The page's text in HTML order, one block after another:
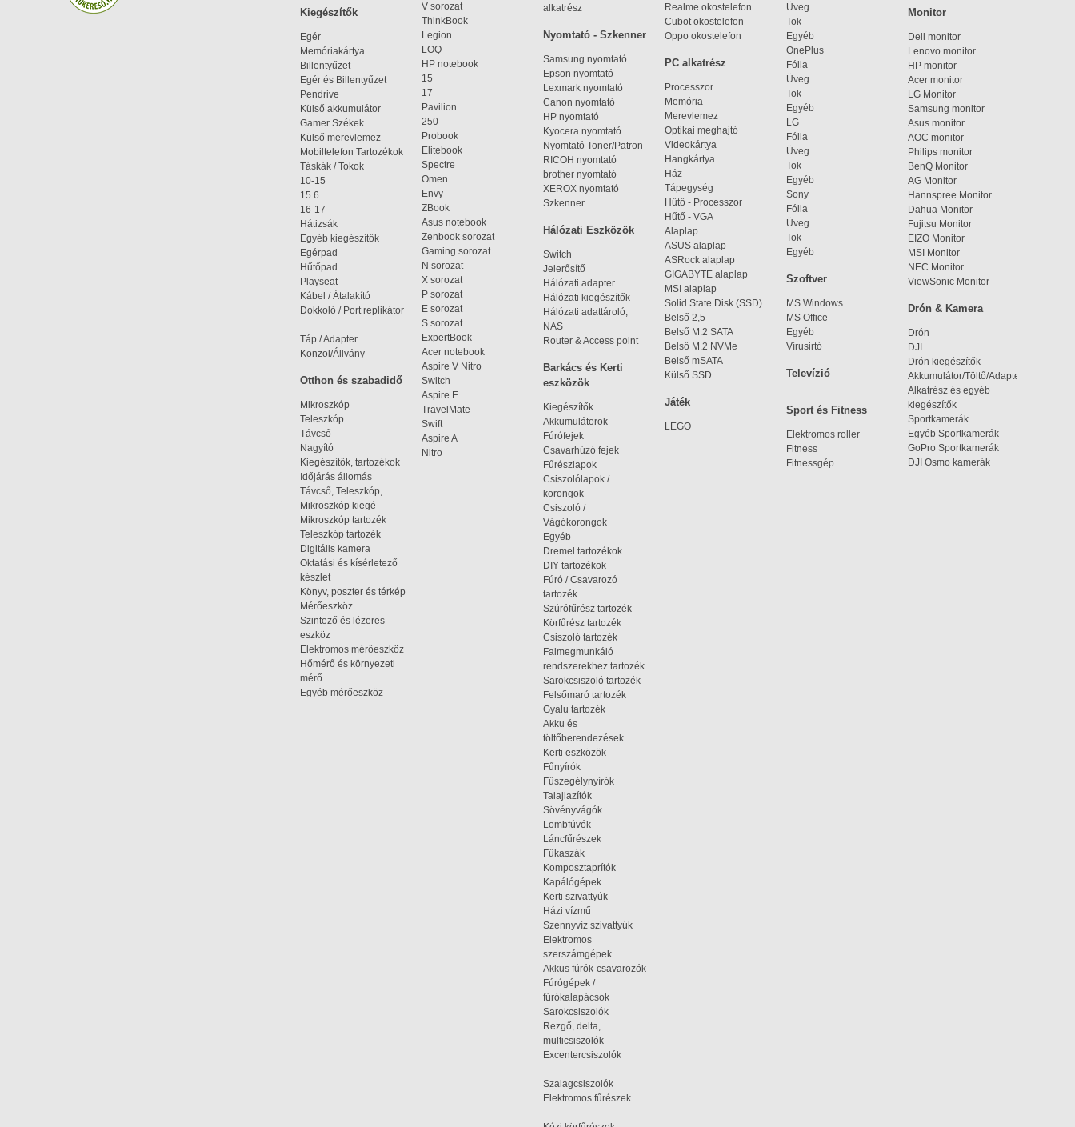
V sorozat
ThinkBook
Legion
LOQ
HP notebook
15
17
Pavilion
250
Probook
Elitebook
Spectre
Omen
Envy
ZBook
Asus notebook
Zenbook sorozat
Gaming sorozat
N sorozat
X sorozat
P sorozat
E sorozat
S sorozat
ExpertBook
Acer notebook
Aspire V Nitro
Switch
Aspire E
TravelMate
Swift
Aspire A
Nitro
Realme okostelefon
Cubot okostelefon
Oppo okostelefon
Üveg
Tok
Egyéb
OnePlus
Fólia
Üveg
Tok
Egyéb
LG
Fólia
Üveg
Tok
Egyéb
Sony
Fólia
Üveg
Tok
Egyéb
alkatrész
Kiegészítők
Egér
Memóriakártya
Billentyűzet
Egér és Billentyűzet
Pendrive
Külső akkumulátor
Gamer Székek
Külső merevlemez
Mobiltelefon Tartozékok
Táskák / Tokok
10-15
15.6
16-17
Hátizsák
Egyéb kiegészítők
Egérpad
Hűtőpad
Playseat
Kábel / Átalakító
Dokkoló / Port replikátor
Táp / Adapter
Konzol/Állvány
Monitor
Dell monitor
Lenovo monitor
HP monitor
Acer monitor
LG Monitor
Samsung monitor
Asus monitor
AOC monitor
Philips monitor
BenQ Monitor
AG Monitor
Hannspree Monitor
Dahua Monitor
Fujitsu Monitor
EIZO Monitor
MSI Monitor
NEC Monitor
ViewSonic Monitor
Nyomtató - Szkenner
Samsung nyomtató
Epson nyomtató
Lexmark nyomtató
Canon nyomtató
HP nyomtató
Kyocera nyomtató
Nyomtató Toner/Patron
RICOH nyomtató
brother nyomtató
XEROX nyomtató
Szkenner
PC alkatrész
Processzor
Memória
Merevlemez
Optikai meghajtó
Videokártya
Hangkártya
Ház
Tápegység
Hűtő - Processzor
Hűtő - VGA
Alaplap
ASUS alaplap
ASRock alaplap
GIGABYTE alaplap
MSI alaplap
Solid State Disk (SSD)
Belső 2,5
Belső M.2 SATA
Belső M.2 NVMe
Belső mSATA
Külső SSD
Hálózati Eszközök
Switch
Jelerősítő
Hálózati adapter
Hálózati kiegészítők
Hálózati adattároló,
NAS
Router & Access point
Szoftver
MS Windows
MS Office
Egyéb
Vírusirtó
Drón & Kamera
Drón
DJI
Drón kiegészítők
Akkumulátor/Töltő/Adapter
Alkatrész és egyéb
kiegészítők
Sportkamerák
Egyéb Sportkamerák
GoPro Sportkamerák
DJI Osmo kamerák
Barkács és Kerti
eszközök
Kiegészítők
Akkumulátorok
Fúrófejek
Csavarhúzó fejek
Fűrészlapok
Csiszolólapok /
korongok
Csiszoló /
Vágókorongok
Egyéb
Dremel tartozékok
DIY tartozékok
Fúró / Csavarozó
tartozék
Szúrófűrész tartozék
Körfűrész tartozék
Csiszoló tartozék
Falmegmunkáló
rendszerekhez tartozék
Sarokcsiszoló tartozék
Felsőmaró tartozék
Gyalu tartozék
Akku és
töltőberendezések
Kerti eszközök
Fűnyírók
Fűszegélynyírók
Talajlazítók
Sövényvágók
Lombfúvók
Láncfűrészek
Fűkaszák
Komposztaprítók
Kapálógépek
Kerti szivattyúk
Házi vízmű
Szennyvíz szivattyúk
Elektromos
szerszámgépek
Akkus fúrók-csavarozók
Fúrógépek /
fúrókalapácsok
Sarokcsiszolók
Rezgő, delta,
multicsiszolók
Excentercsiszolók
Szalagcsiszolók
Elektromos fűrészek
Televízió
Otthon és szabadidő
Mikroszkóp
Teleszkóp
Távcső
Nagyító
Kiegészítők, tartozékok
Időjárás állomás
Távcső, Teleszkóp,
Mikroszkóp kiegé
Mikroszkóp tartozék
Teleszkóp tartozék
Digitális kamera
Oktatási és kísérletező
készlet
Könyv, poszter és térkép
Mérőeszköz
Szintező és lézeres
eszköz
Elektromos mérőeszköz
Hőmérő és környezeti
mérő
Egyéb mérőeszköz
Játék
LEGO
Sport és Fitness
Elektromos roller
Fitness
Fitnessgép